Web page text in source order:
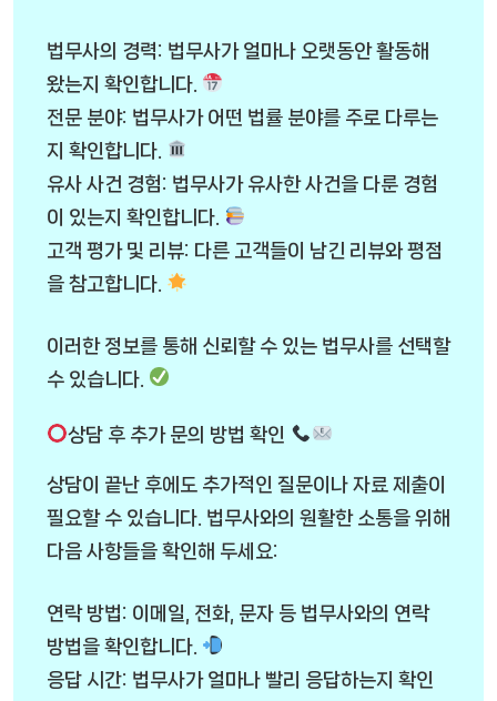
법무사의 경력: 법무사가 얼마나 오랫동안 활동해
왔는지 확인합니다.
전문 분야: 법무사가 어떤 법률 분야를 주로 다루는
지 확인합니다.
유사 사건 경험: 법무사가 유사한 사건을 다룬 경험
이 있는지 확인합니다.
고객 평가 및 리뷰: 다른 고객들이 남긴 리뷰와 평점
을 참고합니다.
이러한 정보를 통해 신뢰할 수 있는 법무사를 선택할
수 있습니다.
상담 후 추가 문의 방법 확인
상담이 끝난 후에도 추가적인 질문이나 자료 제출이
필요할 수 있습니다. 법무사와의 원활한 소통을 위해
다음 사항들을 확인해 두세요:
연락 방법: 이메일, 전화, 문자 등 법무사와의 연락
방법을 확인합니다.
응답 시간: 법무사가 얼마나 빨리 응답하는지 확인